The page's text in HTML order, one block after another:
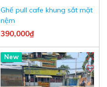
Ghế pull cafe khung sắt mặt
nệm
390,000₫
New